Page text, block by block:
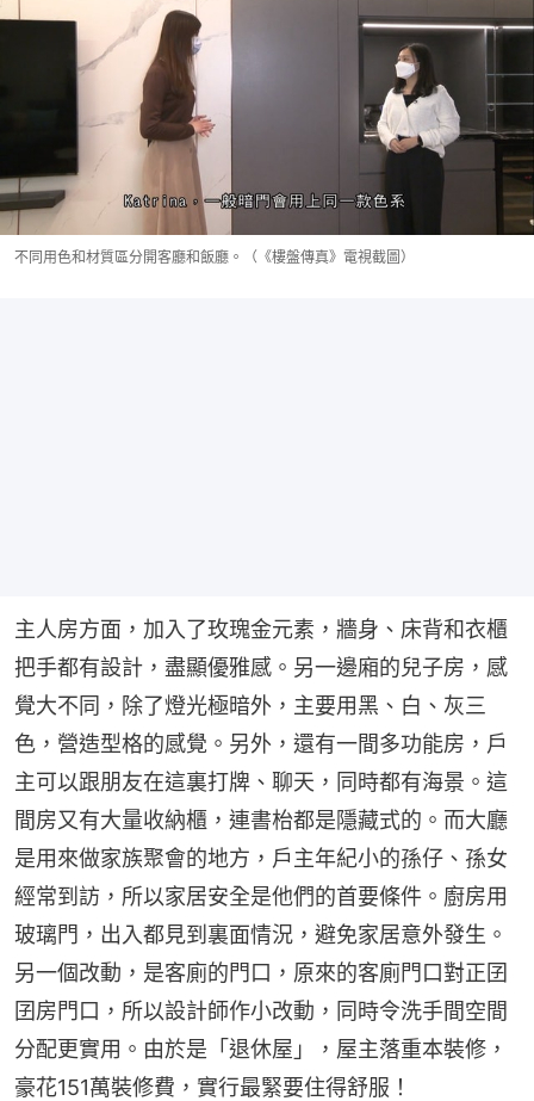
不同用色和材質區分開客廳和飯廳。（《樓盤傳真》電視截圖）
主人房方面，加入了玫瑰金元素，牆身、床背和衣櫃
把手都有設計，盡顯優雅感。另一邊廂的兒子房，感
覺大不同，除了燈光極暗外，主要用黑、白、灰三
色，營造型格的感覺。另外，還有一間多功能房，戶
主可以跟朋友在這裏打牌、聊天，同時都有海景。這
間房又有大量收納櫃，連書枱都是隱藏式的。而大廳
是用來做家族聚會的地方，戶主年紀小的孫仔、孫女
經常到訪，所以家居安全是他們的首要條件。廚房用
玻璃門，出入都見到裏面情況，避免家居意外發生。
另一個改動，是客廁的門口，原來的客廁門口對正囝
囝房門口，所以設計師作小改動，同時令洗手間空間
分配更實用。由於是「退休屋」，屋主落重本裝修，
豪花151萬裝修費，實行最緊要住得舒服！